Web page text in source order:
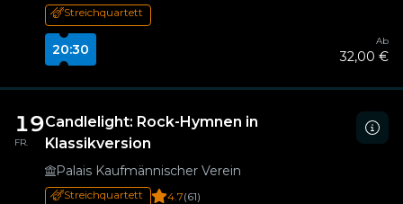
Streichquartett
20:30
Ab
32,00 €
19
FR.
Candlelight: Rock-Hymnen in
Klassikversion
Palais Kaufmännischer Verein
Streichquartett 4.7(61)